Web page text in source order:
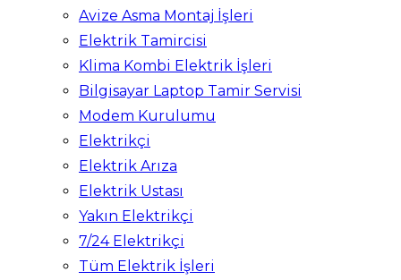
Avize Asma Montaj İşleri
Elektrik Tamircisi
Klima Kombi Elektrik İşleri
Bilgisayar Laptop Tamir Servisi
Modem Kurulumu
Elektrikçi
Elektrik Arıza
Elektrik Ustası
Yakın Elektrikçi
7/24 Elektrikçi
Tüm Elektrik İşleri